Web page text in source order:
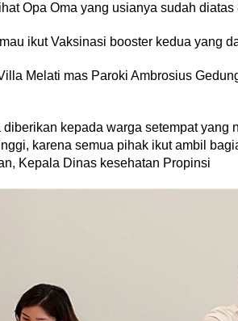
Opa Oma yang usianya sudah diatas
ikut Vaksinasi booster kedua yang
Melati mas Paroki Ambrosius
kepada warga setempat yang
karena semua pihak ikut ambil
Kepala Dinas kesehatan Propinsi